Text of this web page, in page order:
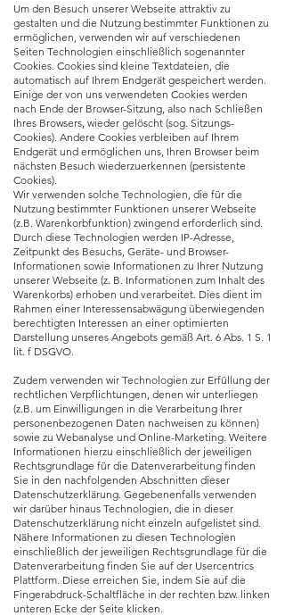
Um den Besuch unserer Webseite attraktiv zu
gestalten und die Nutzung bestimmter Funktionen zu
ermöglichen, verwenden wir auf verschiedenen
Seiten Technologien einschließlich sogenannter
Cookies. Cookies sind kleine Textdateien, die
automatisch auf Ihrem Endgerät gespeichert werden.
Einige der von uns verwendeten Cookies werden
nach Ende der Browser-Sitzung, also nach Schließen
Ihres Browsers, wieder gelöscht (sog. Sitzungs-
Cookies). Andere Cookies verbleiben auf Ihrem
Endgerät und ermöglichen uns, Ihren Browser beim
nächsten Besuch wiederzuerkennen (persistente
Cookies).
Wir verwenden solche Technologien, die für die
Nutzung bestimmter Funktionen unserer Webseite
(z.B. Warenkorbfunktion) zwingend erforderlich sind.
Durch diese Technologien werden IP-Adresse,
Zeitpunkt des Besuchs, Geräte- und Browser-
Informationen sowie Informationen zu Ihrer Nutzung
unserer Webseite (z. B. Informationen zum Inhalt des
Warenkorbs) erhoben und verarbeitet. Dies dient im
Rahmen einer Interessensabwägung überwiegenden
berechtigten Interessen an einer optimierten
Darstellung unseres Angebots gemäß Art. 6 Abs. 1 S. 1
lit. f DSGVO.
Zudem verwenden wir Technologien zur Erfüllung der
rechtlichen Verpflichtungen, denen wir unterliegen
(z.B. um Einwilligungen in die Verarbeitung Ihrer
personenbezogenen Daten nachweisen zu können)
sowie zu Webanalyse und Online-Marketing. Weitere
Informationen hierzu einschließlich der jeweiligen
Rechtsgrundlage für die Datenverarbeitung finden
Sie in den nachfolgenden Abschnitten dieser
Datenschutzerklärung. Gegebenenfalls verwenden
wir darüber hinaus Technologien, die in dieser
Datenschutzerklärung nicht einzeln aufgelistet sind.
Nähere Informationen zu diesen Technologien
einschließlich der jeweiligen Rechtsgrundlage für die
Datenverarbeitung finden Sie auf der Usercentrics
Plattform. Diese erreichen Sie, indem Sie auf die
Fingerabdruck-Schaltfläche in der rechten bzw. linken
unteren Ecke der Seite klicken.